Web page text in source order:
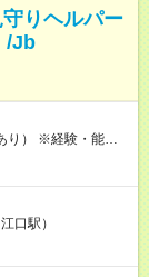
守りヘルパー
/Jb
） ※経験・能力を
分があります。 雇
円以上
口駅）